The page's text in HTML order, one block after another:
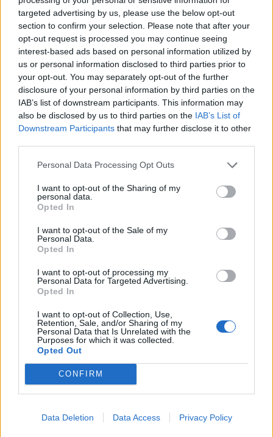
targeted advertising by us, please use the below opt-out
section to confirm your selection. Please note that after your
opt-out request is processed you may continue seeing
interest-based ads based on personal information utilized by
us or personal information disclosed to third parties prior to
your opt-out. You may separately opt-out of the further
disclosure of your personal information by third parties on the
IAB’s list of downstream participants. This information may
also be disclosed by us to third parties on the IAB’s List of
Downstream Participants that may further disclose it to other
Personal Data Processing Opt Outs
I want to opt-out of the Sharing of my
personal data.
Opted In
I want to opt-out of the Sale of my
Personal Data.
Opted In
I want to opt-out of processing my
Personal Data for Targeted Advertising.
Opted In
I want to opt-out of Collection, Use,
Retention, Sale, and/or Sharing of my
Personal Data that Is Unrelated with the
Purposes for which it was collected.
Opted Out
CONFIRM
Data Deletion Data Access Privacy Policy